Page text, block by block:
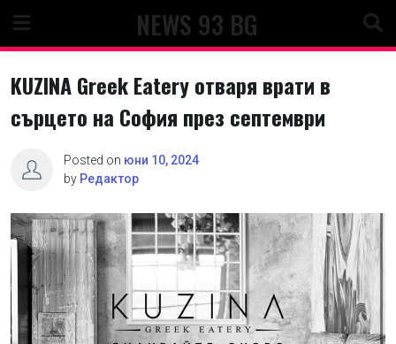
content
NEWS 93 BG
KUZINA Greek Eatery отваря врати в
сърцето на София през септември
Posted on юни 10, 2024
by Редактор